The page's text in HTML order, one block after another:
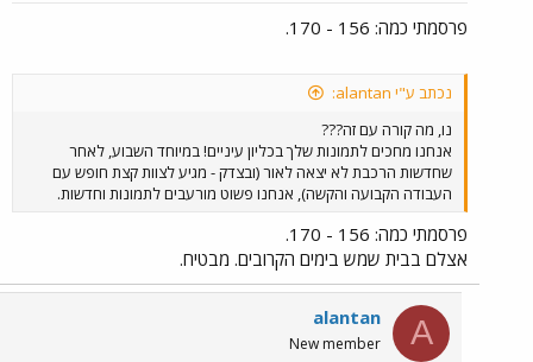
פרסמתי כמה: 156 - 170.
נכתב ע"י alantan:
נו, מה קורה עם זה???
אנחנו מחכים לתמונות שלך בכליון עיניים! במיוחד השבוע, לאחר
שחדשות הרכבת לא יצאה לאור (ובצדק - מגיע לצוות קצת חופש עם
העבודה הקבועה והקשה), אנחנו פשוט מורעבים לתמונות וחדשות.
פרסמתי כמה: 156 - 170.
אצלם בבית שמש בימים הקרובים. מבטיח.
A
alantan
New member